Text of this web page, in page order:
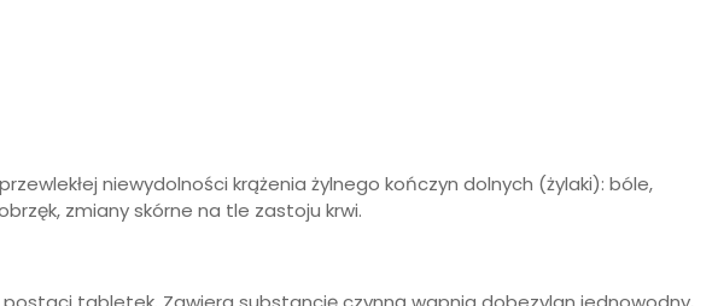
niewydolności krążenia żylnego kończyn dolnych (żylaki): bóle,
zmiany skórne na tle zastoju krwi.